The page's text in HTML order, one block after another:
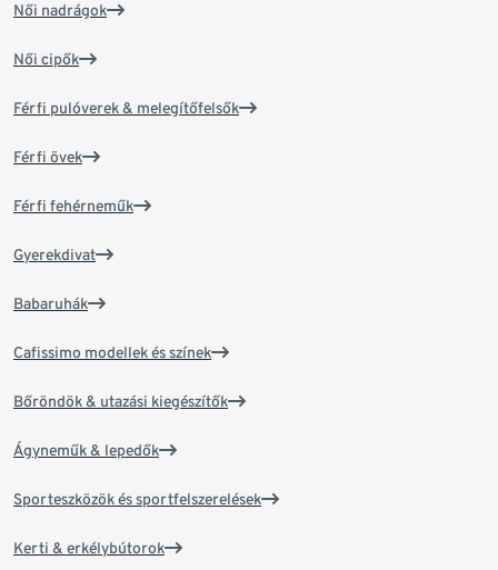
Női nadrágok
Női cipők
Férfi pulóverek & melegítőfelsők
Férfi övek
Férfi fehérneműk
Gyerekdivat
Babaruhák
Cafissimo modellek és színek
Bőröndök & utazási kiegészítők
Ágyneműk & lepedők
Sporteszközök és sportfelszerelések
Kerti & erkélybútorok